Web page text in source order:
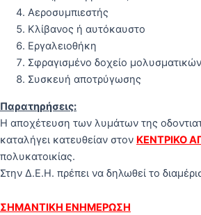
Αεροσυμπιεστής
Κλίβανος ή αυτόκαυστο
Εργαλειοθήκη
Σφραγισμένο δοχείο
Συσκευή αποτρύγωσης
Παρατηρήσεις:
Η αποχέτευση των λυμάτων της
καταλήγει κατευθείαν στον ΚΕΝΤΡΙΚΟ
πολυκατοικίας.
Στην Δ.Ε.Η. πρέπει να δηλωθεί το
ΣΗΜΑΝΤΙΚΗ ΕΝΗΜΕΡΩΣΗ